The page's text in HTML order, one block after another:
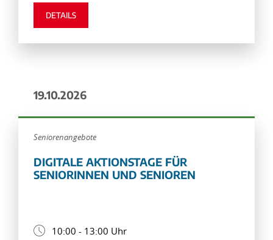
DETAILS
19.10.2026
Seniorenangebote
DIGITALE AKTIONSTAGE FÜR
SENIORINNEN UND SENIOREN
10:00 - 13:00 Uhr